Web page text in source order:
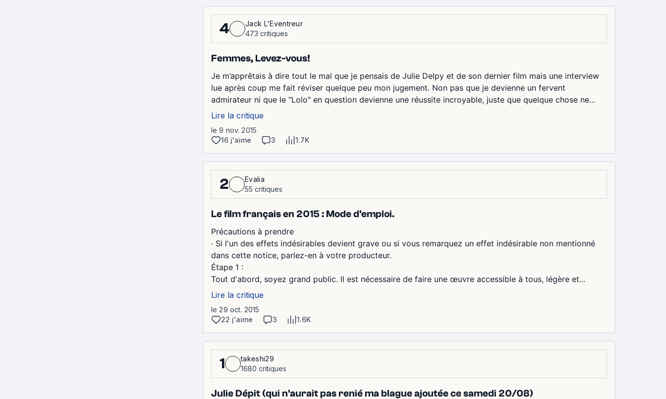
4
Jack L'Eventreur
473 critiques
Femmes, Levez-vous!
Je m’apprêtais à dire tout le mal que je pensais de Julie Delpy et de son dernier film mais une interview
lue après coup me fait réviser quelque peu mon jugement. Non pas que je devienne un fervent
admirateur ni que le "Lolo" en question devienne une réussite incroyable, juste que quelque chose ne...
Lire la critique
le 9 nov. 2015
16 j'aime
3 1.7K
2
Evalia
55 critiques
Le film français en 2015 : Mode d'emploi.
Précautions à prendre
· Si l'un des effets indésirables devient grave ou si vous remarquez un effet indésirable non mentionné
dans cette notice, parlez-en à votre producteur.
Étape 1 :
Tout d'abord, soyez grand public. Il est nécessaire de faire une œuvre accessible à tous, légère et...
Lire la critique
le 29 oct. 2015
22 j'aime
3 1.6K
1
takeshi29
1680 critiques
Julie Dépit (qui n'aurait pas renié ma blague ajoutée ce samedi 20/08)